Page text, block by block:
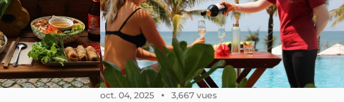
oct. 04, 2025 3,667 vues